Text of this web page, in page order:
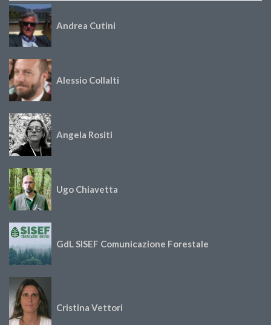
Andrea Cutini
Alessio Collalti
Angela Rositi
Ugo Chiavetta
GdL SISEF Comunicazione Forestale
Cristina Vettori